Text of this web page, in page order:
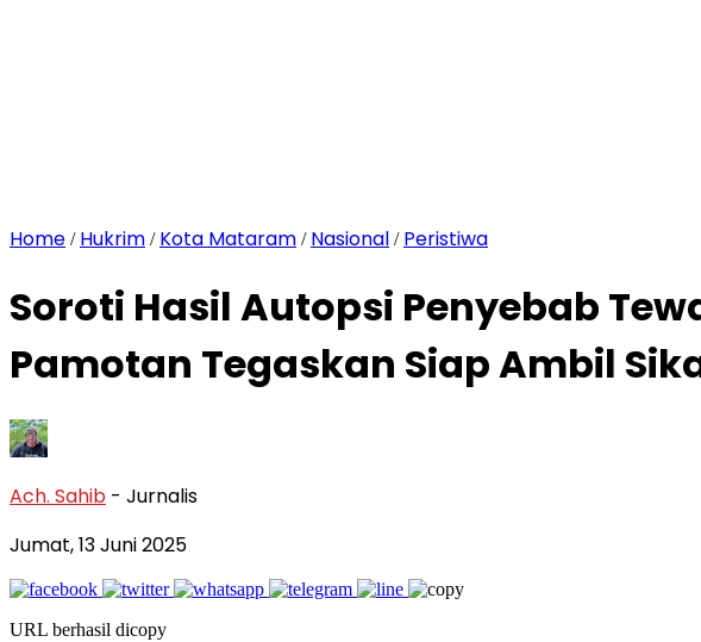
Home / Hukrim / Kota Mataram / Nasional / Peristiwa
Soroti Hasil Autopsi Penyebab
Pamotan Tegaskan Siap Ambil
Ach. Sahib - Jurnalis
Jumat, 13 Juni 2025
URL berhasil dicopy